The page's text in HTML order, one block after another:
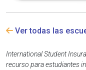
Ver todas las
International Student
recurso para estudiantes